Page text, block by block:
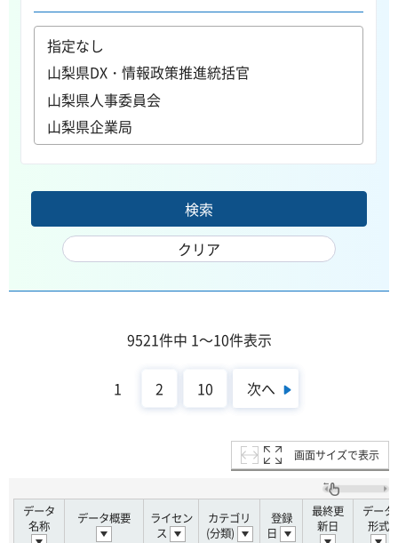
9521件中 1～10件表示
1 2 10 次へ
画面サイズで表示
データ
名称
データ概要
ライセン
ス
カテゴリ
(分類)
登録
日
最終更
新日
データ
形式